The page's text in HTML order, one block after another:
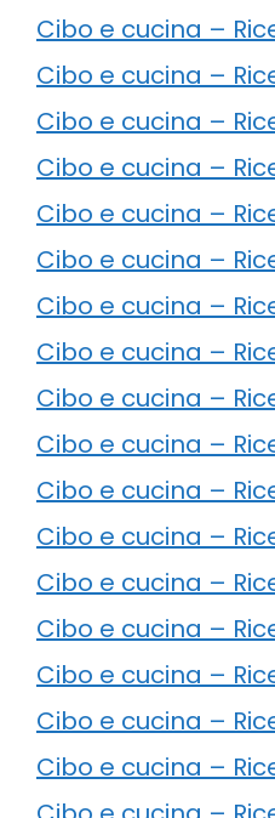
Cibo e cucina –
Cibo e cucina –
Cibo e cucina –
Cibo e cucina –
Cibo e cucina –
Cibo e cucina –
Cibo e cucina –
Cibo e cucina –
Cibo e cucina –
Cibo e cucina –
Cibo e cucina –
Cibo e cucina –
Cibo e cucina –
Cibo e cucina –
Cibo e cucina –
Cibo e cucina –
Cibo e cucina –